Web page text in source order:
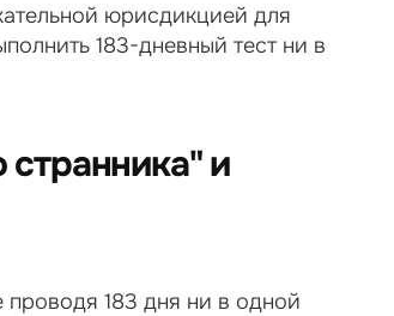
юрисдикцией для
183-дневный тест ни в
и
проводя 183 дня ни в одной